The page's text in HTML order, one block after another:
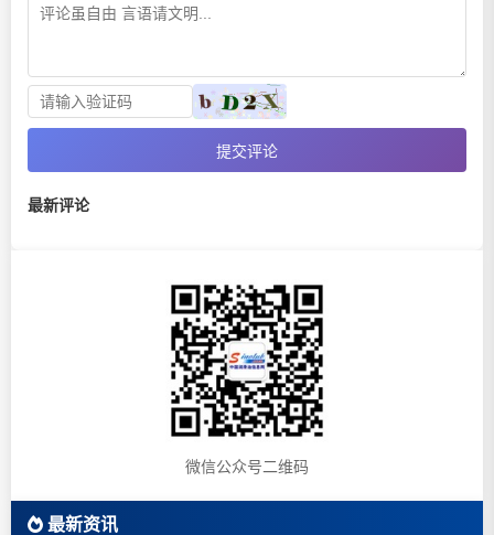
提交评论
最新评论
微信公众号二维码
最新资讯